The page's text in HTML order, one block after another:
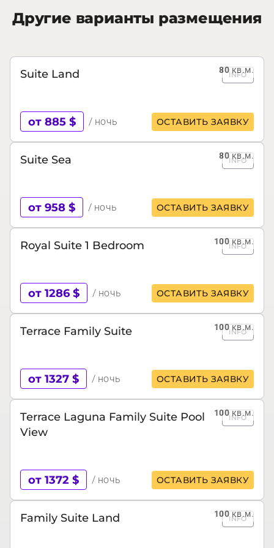
Другие варианты размещения
80кв.м.
Suite Land INFO
от 885 $ / ночь ОСТАВИТЬ ЗАЯВКУ
80кв.м.
Suite Sea INFO
от 958 $ / ночь ОСТАВИТЬ ЗАЯВКУ
100кв.м.
Royal Suite 1 Bedroom INFO
от 1286 $ / ночь ОСТАВИТЬ ЗАЯВКУ
100кв.м.
Terrace Family Suite INFO
от 1327 $ / ночь ОСТАВИТЬ ЗАЯВКУ
100кв.м.
Terrace Laguna Family Suite Pool
View
INFO
от 1372 $ / ночь ОСТАВИТЬ ЗАЯВКУ
100кв.м.
Family Suite Land INFO